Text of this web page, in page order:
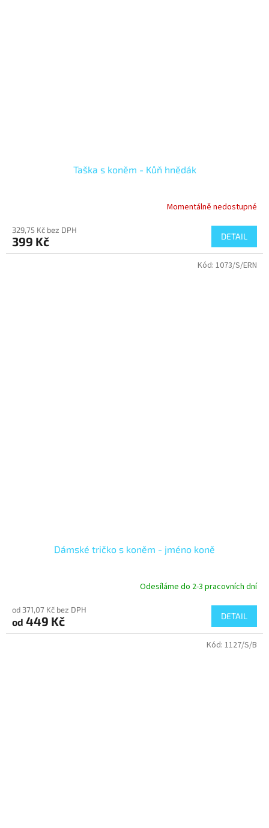
Taška s koněm - Kůň hnědák
Momentálně nedostupné
329,75 Kč bez DPH
399 Kč DETAIL
Dámské tričko s koněm - jméno koně
Odesíláme do 2-3 pracovních dní
od 371,07 Kč bez DPH
od 449 Kč DETAIL
Kód: 1073/S/ERN
Kód: 1127/S/B